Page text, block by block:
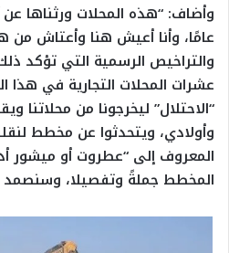
وأضاف: “هذه المحلات ورثناها عن
عامًا، وأنا أعيش هنا وأعتاش من
والتراخيص الرسمية التي تؤكد
عشرات المحلات التجارية في هذا
“الاحتلال” ليخرجونا من محلاتنا
وأولادي، ويتحدثوا عن مخطط
المعروف إلى “عطروت أو ميشور
المخطط جملةً وتفصيلا، وسنصمد